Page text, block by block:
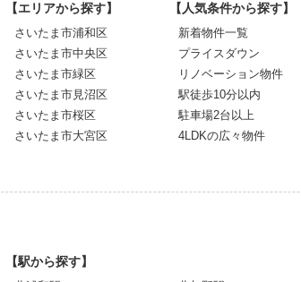
【エリアから探す】
さいたま市浦和区
さいたま市中央区
さいたま市緑区
さいたま市見沼区
さいたま市桜区
さいたま市大宮区
【人気条件から探す】
新着物件一覧
プライスダウン
リノベーション物件
駅徒歩10分以内
駐車場2台以上
4LDKの広々物件
【駅から探す】